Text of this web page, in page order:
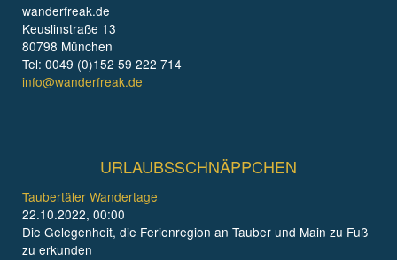
wanderfreak.de
Keuslinstraße 13
80798 München
Tel: 0049 (0)152 59 222 714
info@wanderfreak.de
URLAUBSSCHNÄPPCHEN
Taubertäler Wandertage
22.10.2022, 00:00
Die Gelegenheit, die Ferienregion an Tauber und Main zu Fuß
zu erkunden